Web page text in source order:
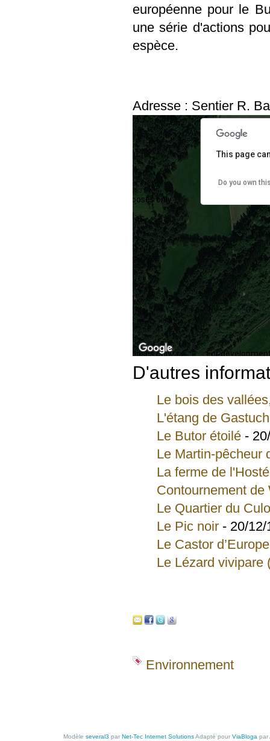
européenne pour le
une série d'actions
espèce.
Adresse : Sentier R.
For development purposes only
For development purposes only
For development purposes only For
This page
Do you own
D'autres
Le bois des
L'étang de
Le Butor étoilé -
Le Martin-pêcheur
La ferme de l'Hosté
Contournement de
Le Quartier du
Le Pic noir - 20/12/
Le Castor d’Europe
Le Lézard vivipare
Environnement
Modèle several3 par Net-Tec Internet SolutionsAdapté pour ViaBloga par